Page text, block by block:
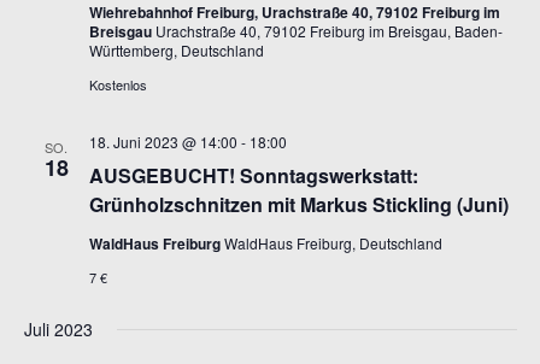
Wiehrebahnhof Freiburg, Urachstraße 40, 79102 Freiburg im
Breisgau Urachstraße 40, 79102 Freiburg im Breisgau, Baden-
Württemberg, Deutschland
Kostenlos
SO.
18
AUSGEBUCHT! Sonntagswerkstatt:
Grünholzschnitzen mit Markus Stickling (Juni)
18. Juni 2023 @ 14:00 - 18:00
WaldHaus FreiburgWaldHaus Freiburg, Deutschland
7 €
Juli 2023